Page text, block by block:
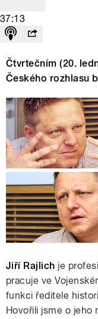
37:13
Čtvrtečním (20.
Českého rozhlasu
Jiří Rajlich je
pracuje ve
funkci ředitele
Hovořili jsme o jeho